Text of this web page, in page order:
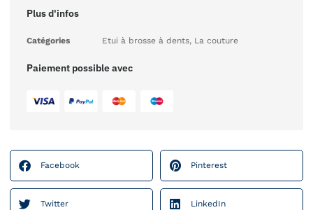
Plus d'infos
Catégories Etui à brosse à dents, La couture
Paiement possible avec
Facebook Pinterest
Twitter LinkedIn